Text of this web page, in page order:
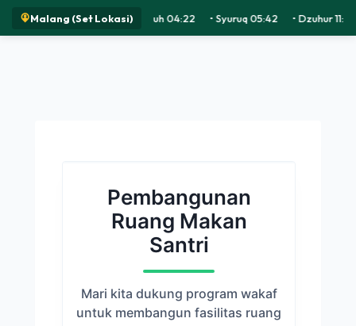
Malang (Set Lokasi)Subuh 04:22 •Syuruq 05:42 •Dzuhur 11:36